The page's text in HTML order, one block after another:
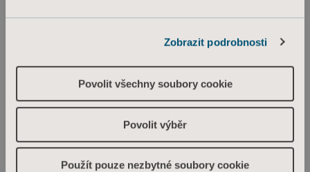
Zobrazit podrobnosti
Povolit všechny soubory cookie
Povolit výběr
Použít pouze nezbytné soubory cookie